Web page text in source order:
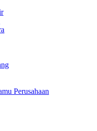
Perusahaan